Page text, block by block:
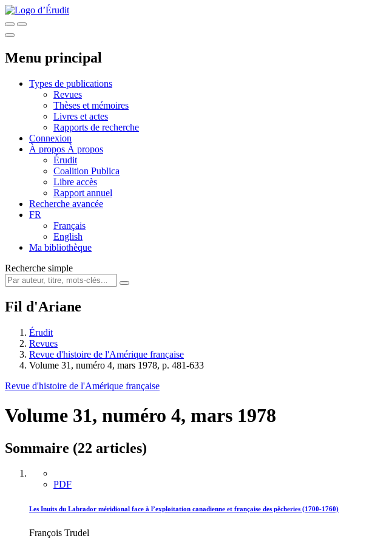
Menu principal
Types de publications
Revues
Thèses et mémoires
Livres et actes
Rapports de recherche
Connexion
À propos À propos
Érudit
Coalition Publica
Libre accès
Rapport annuel
Recherche avancée
FR
Français
English
Ma bibliothèque
Recherche simple
Fil d'Ariane
Érudit
Revues
Revue d'histoire de l'Amérique française
Volume 31, numéro 4, mars 1978, p. 481-633
Revue d'histoire de l'Amérique française
Volume 31, numéro 4, mars 1978
Sommaire (22 articles)
PDF
Les Inuits du Labrador méridional face à l’exploitation canadienne et française des pêcheries (1700-1760)
François Trudel